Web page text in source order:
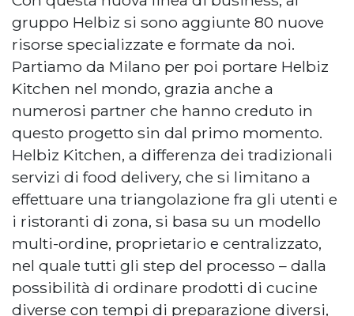
gruppo Helbiz si sono aggiunte 80 nuove
risorse specializzate e formate da noi.
Partiamo da Milano per poi portare Helbiz
Kitchen nel mondo, grazia anche a
numerosi partner che hanno creduto in
questo progetto sin dal primo momento.
Helbiz Kitchen, a differenza dei tradizionali
servizi di food delivery, che si limitano a
effettuare una triangolazione fra gli utenti e
i ristoranti di zona, si basa su un modello
multi-ordine, proprietario e centralizzato,
nel quale tutti gli step del processo – dalla
possibilità di ordinare prodotti di cucine
diverse con tempi di preparazione diversi,